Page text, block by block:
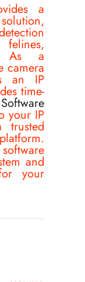
a
As a
camera
an IP
time-
your IP
trusted
and
your